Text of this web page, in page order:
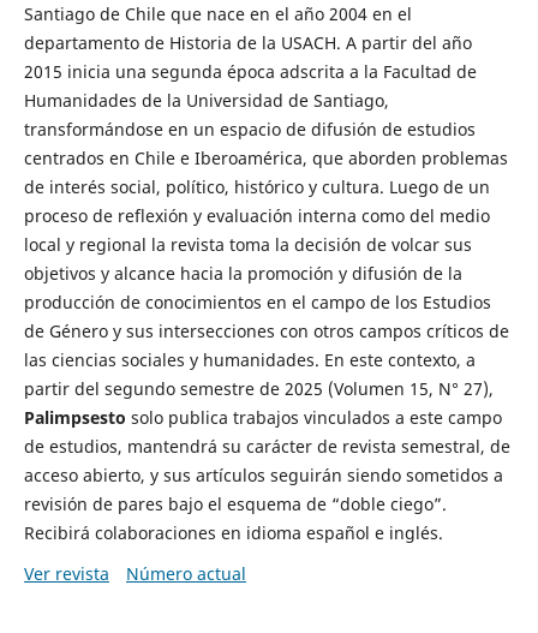
Santiago de Chile que nace en el año 2004 en el
departamento de Historia de la USACH. A partir del año
2015 inicia una segunda época adscrita a la Facultad de
Humanidades de la Universidad de Santiago,
transformándose en un espacio de difusión de estudios
centrados en Chile e Iberoamérica, que aborden problemas
de interés social, político, histórico y cultura. Luego de un
proceso de reflexión y evaluación interna como del medio
local y regional la revista toma la decisión de volcar sus
objetivos y alcance hacia la promoción y difusión de la
producción de conocimientos en el campo de los Estudios
de Género y sus intersecciones con otros campos críticos de
las ciencias sociales y humanidades. En este contexto, a
partir del segundo semestre de 2025 (Volumen 15, N° 27),
Palimpsesto solo publica trabajos vinculados a este campo
de estudios, mantendrá su carácter de revista semestral, de
acceso abierto, y sus artículos seguirán siendo sometidos a
revisión de pares bajo el esquema de “doble ciego”.
Recibirá colaboraciones en idioma español e inglés.
Ver revista
Número actual